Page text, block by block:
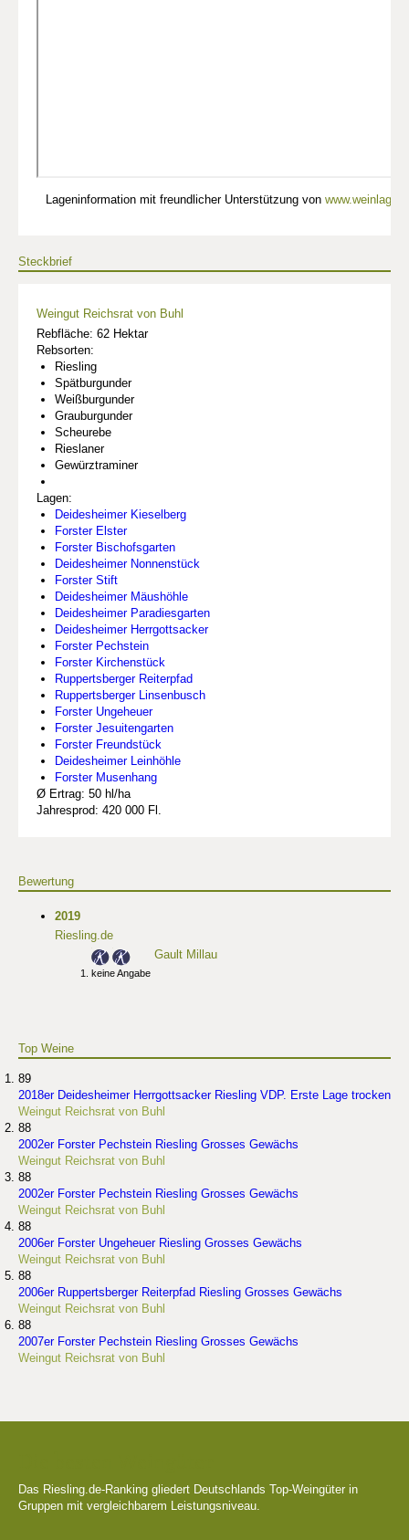
Lageninformation mit freundlicher Unterstützung von
Steckbrief
Weingut Reichsrat von Buhl
Rebfläche: 62 Hektar
Rebsorten:
Riesling
Spätburgunder
Weißburgunder
Grauburgunder
Scheurebe
Rieslaner
Gewürztraminer
Lagen:
Deidesheimer Kieselberg
Forster Elster
Forster Bischofsgarten
Deidesheimer Nonnenstück
Forster Stift
Deidesheimer Mäushöhle
Deidesheimer Paradiesgarten
Deidesheimer Herrgottsacker
Forster Pechstein
Forster Kirchenstück
Ruppertsberger Reiterpfad
Ruppertsberger Linsenbusch
Forster Ungeheuer
Forster Jesuitengarten
Forster Freundstück
Deidesheimer Leinhöhle
Forster Musenhang
Ø Ertrag: 50 hl/ha
Jahresprod: 420 000 Fl.
Bewertung
2019
Riesling.de
Gault Millau
keine Angabe
Top Weine
89
2018er Deidesheimer Herrgottsacker Riesling VDP. Erste Lage trocken
Weingut Reichsrat von Buhl
88
2002er Forster Pechstein Riesling Grosses Gewächs
Weingut Reichsrat von Buhl
88
2002er Forster Pechstein Riesling Grosses Gewächs
Weingut Reichsrat von Buhl
88
2006er Forster Ungeheuer Riesling Grosses Gewächs
Weingut Reichsrat von Buhl
88
2006er Ruppertsberger Reiterpfad Riesling Grosses Gewächs
Weingut Reichsrat von Buhl
88
2007er Forster Pechstein Riesling Grosses Gewächs
Weingut Reichsrat von Buhl
Das Riesling.de-Ranking gliedert Deutschlands Top-Weingüter in
Gruppen mit vergleichbarem Leistungsniveau.